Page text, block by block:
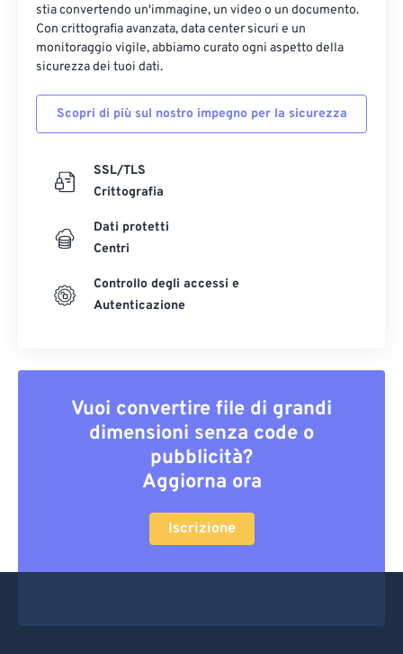
stia convertendo un'immagine, un video o un documento.
Con crittografia avanzata, data center sicuri e un
monitoraggio vigile, abbiamo curato ogni aspetto della
sicurezza dei tuoi dati.
Scopri di più sul nostro impegno per la sicurezza
SSL/TLS
Crittografia
Dati protetti
Centri
Controllo degli accessi e
Autenticazione
Vuoi convertire file di grandi
dimensioni senza code o
pubblicità?
Aggiorna ora
Iscrizione